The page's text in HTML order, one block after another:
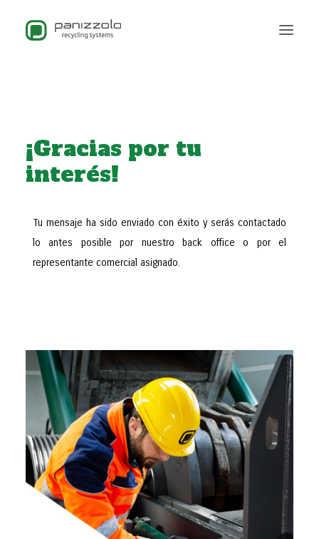
¡Gracias por tu
interés!
Tu mensaje ha sido enviado con éxito y serás contactado
lo antes posible por nuestro back office o por el
representante comercial asignado.